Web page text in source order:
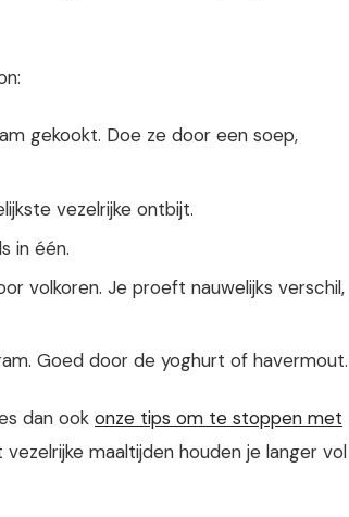
gekookt. Doe ze door een soep,
vezelrijke ontbijt.
in één.
volkoren. Je proeft nauwelijks verschil,
Goed door de yoghurt of havermout.
dan ook onze tips om te stoppen met
maaltijden houden je langer vol